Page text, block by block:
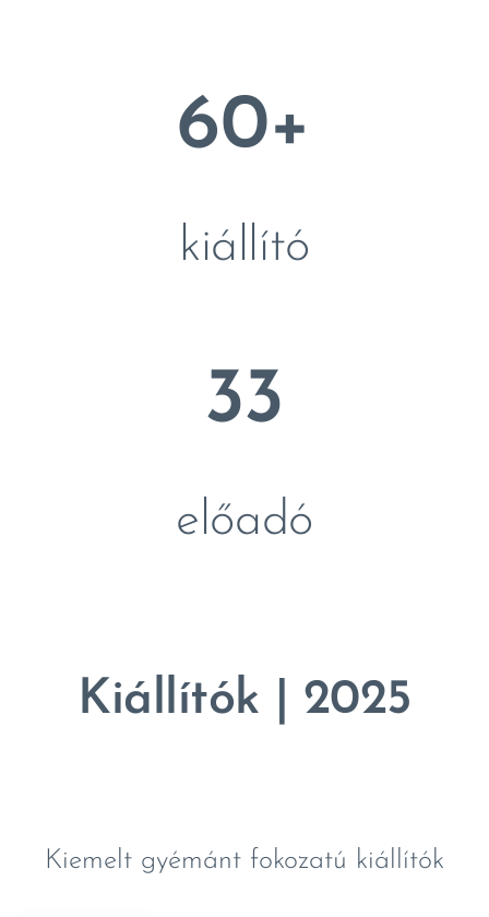
60+
kiállító
33
előadó
Kiállítók | 2025
Kiemelt gyémánt fokozatú kiállítók